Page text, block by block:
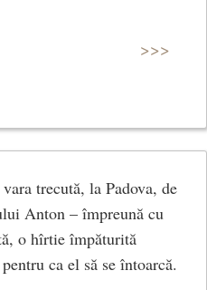
>>>
trecută, la Padova, de
Anton – împreună cu
o hîrtie împăturită
ca el să se întoarcă.